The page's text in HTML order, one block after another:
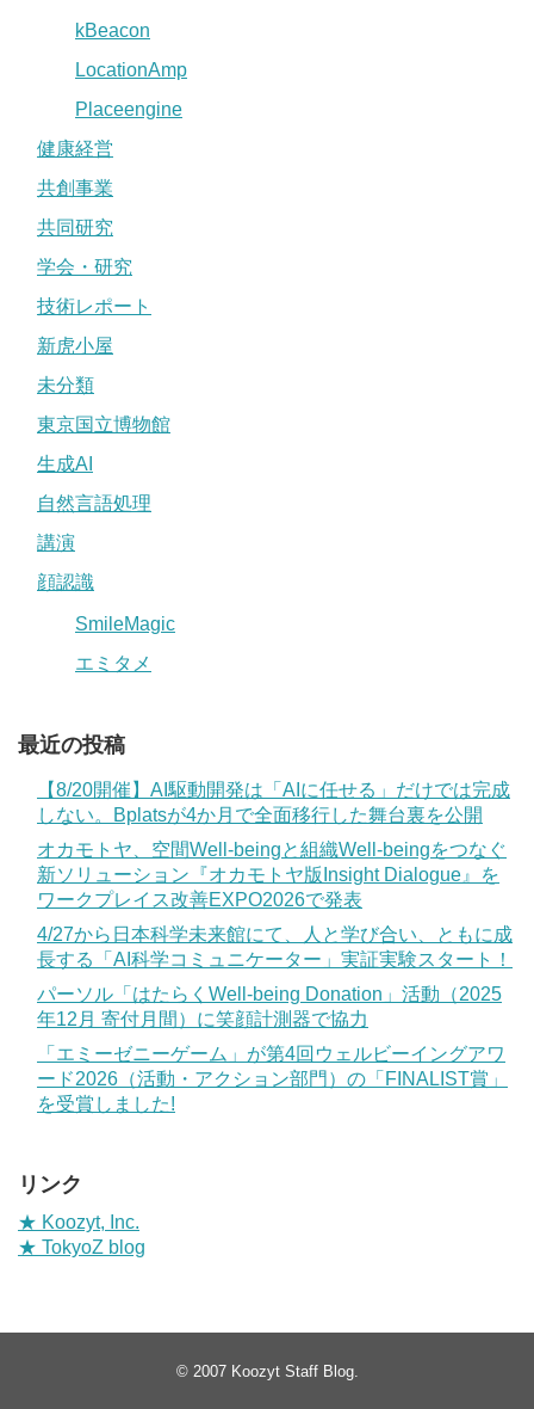
kBeacon
LocationAmp
Placeengine
健康経営
共創事業
共同研究
学会・研究
技術レポート
新虎小屋
未分類
東京国立博物館
生成AI
自然言語処理
講演
顔認識
SmileMagic
エミタメ
最近の投稿
【8/20開催】AI駆動開発は「AIに任せる」だけでは完成
しない。Bplatsが4か月で全面移行した舞台裏を公開
オカモトヤ、空間Well-beingと組織Well-beingをつなぐ
新ソリューション『オカモトヤ版Insight Dialogue』を
ワークプレイス改善EXPO2026で発表
4/27から日本科学未来館にて、人と学び合い、ともに成
長する「AI科学コミュニケーター」実証実験スタート！
パーソル「はたらくWell-being Donation」活動（2025
年12月 寄付月間）に笑顔計測器で協力
「エミーゼニーゲーム」が第4回ウェルビーイングアワ
ード2026（活動・アクション部門）の「FINALIST賞」
を受賞しました!
リンク
★ Koozyt, Inc.
★ TokyoZ blog
© 2007 Koozyt Staff Blog.